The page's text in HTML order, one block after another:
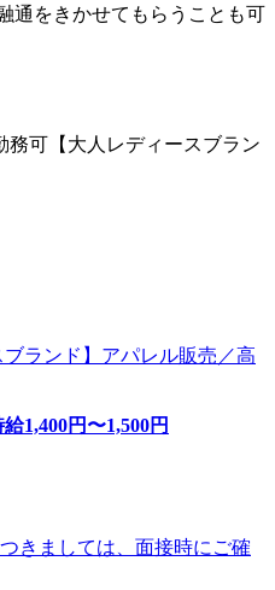
通をきかせてもらうことも可
務可【大人レディースブラン
ランド】アパレル販売／高
給1,400円〜1,500円
きましては、面接時にご確